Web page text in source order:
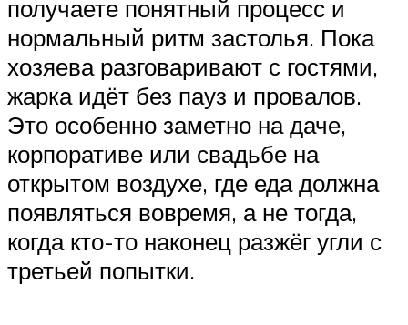
получаете понятный процесс и
нормальный ритм застолья. Пока
хозяева разговаривают с гостями,
жарка идёт без пауз и провалов.
Это особенно заметно на даче,
корпоративе или свадьбе на
открытом воздухе, где еда должна
появляться вовремя, а не тогда,
когда кто-то наконец разжёг угли с
третьей попытки.